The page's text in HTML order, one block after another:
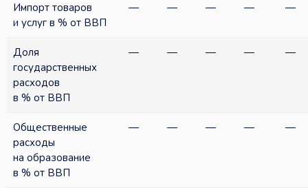
Импорт товаров
и услуг в % от ВВП
— — — — —
Доля
государственных
расходов
в % от ВВП
— — — — —
Общественные
расходы
на образование
в % от ВВП
— — — — —